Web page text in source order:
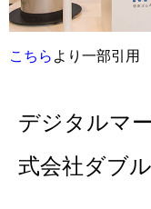
こちらより一部引用
デジタルマ
式会社ダブ